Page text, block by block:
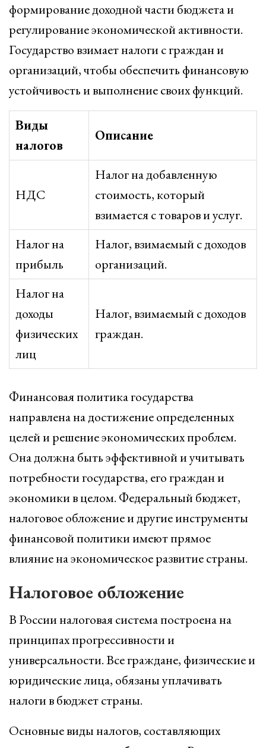
формирование доходной части бюджета и
регулирование экономической активности.
Государство взимает налоги с граждан и
организаций, чтобы обеспечить финансовую
устойчивость и выполнение своих функций.
Виды
налогов
Описание
НДС
Налог на добавленную
стоимость, который
взимается с товаров и услуг.
Налог на
прибыль
Налог, взимаемый с доходов
организаций.
Налог на
доходы
физических
лиц
Налог, взимаемый с доходов
граждан.
Финансовая политика государства
направлена на достижение определенных
целей и решение экономических проблем.
Она должна быть эффективной и учитывать
потребности государства, его граждан и
экономики в целом. Федеральный бюджет,
налоговое обложение и другие инструменты
финансовой политики имеют прямое
влияние на экономическое развитие страны.
Налоговое обложение
В России налоговая система построена на
принципах прогрессивности и
универсальности. Все граждане, физические и
юридические лица, обязаны уплачивать
налоги в бюджет страны.
Основные виды налогов, составляющих